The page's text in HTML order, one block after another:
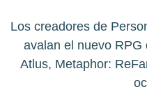
Los creadores de
avalan el nuevo
Atlus, Metaphor: